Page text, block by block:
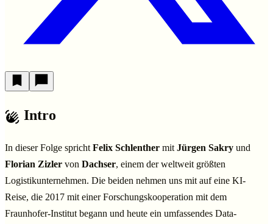
Intro
In dieser Folge spricht Felix Schlenther mit Jürgen Sakry und
Florian Zizler von Dachser, einem der weltweit größten
Logistikunternehmen. Die beiden nehmen uns mit auf eine KI-
Reise, die 2017 mit einer Forschungskooperation mit dem
Fraunhofer-Institut begann und heute ein umfassendes Data-